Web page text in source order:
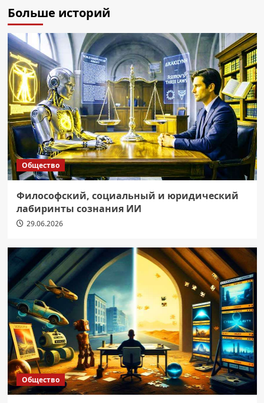
Больше историй
Общество
Философский, социальный и юридический
лабиринты сознания ИИ
29.06.2026
Общество